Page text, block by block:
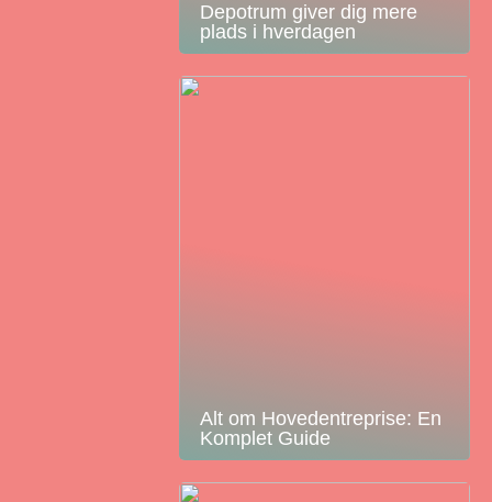
Depotrum giver dig mere
plads i hverdagen
Alt om Hovedentreprise: En
Komplet Guide